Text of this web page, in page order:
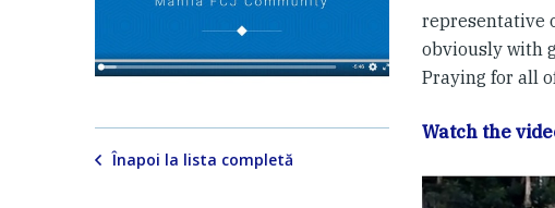
Înapoi la lista completă
representative
obviously with
Praying for all
Watch the